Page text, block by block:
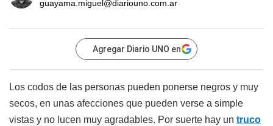
guayama.miguel@diariouno.com.ar
Agregar Diario UNO en
Los codos de las personas pueden ponerse negros y muy
secos, en unas afecciones que pueden verse a simple
vistas y no lucen muy agradables. Por suerte hay un truco